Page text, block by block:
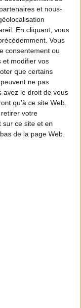
et nous-
En cliquant, vous
Vous
consentement ou
et modifier vos
que certains
ne pas
avez le droit de vous
qu’à ce site Web.
votre
sur ce site et en
de la page Web.
tous
référentiel
entre conformité et